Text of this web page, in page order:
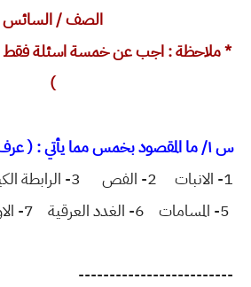
الصف / السائس
)
س ١/ ما المقصود بخمس مما يأتي : ( عرف ماياتي ) :(١٠ د)
1- الانبات 2- الفص 3- الرابطة الكيميائية 4- الذرة
6- الغدد العرقية 7- الاوتار
-------------------------